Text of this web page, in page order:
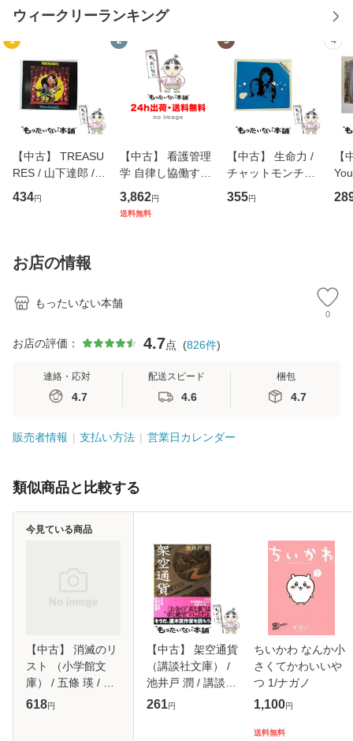
ウィークリーランキング
1
【中古】 TREASU
RES / 山下達郎 /
イーストウエス
ト・ジャパン [CD]
434円
2
【中古】 看護管理
学 自律し協働する
専門職の看護マネ
ジメントスキル 改
3,862円
送料無料
3
【中古】 生命力 /
チャットモンチー /
キューンレコード
[CD]【メール便送
355円
4
【
のが
お店の情報
もったいない本舗
0
お店の評価： 4.7点 (826件)
連絡・応対
4.7
配送スピード
4.6
梱包
4.7
販売者情報 支払い方法 営業日カレンダー
類似商品と比較する
【中古】 消滅のリ
スト （小学館文
庫） / 五條 瑛 / 小
学館 [文庫]【メー
618円
今見ている商品
【中古】 架空通貨
（講談社文庫） /
池井戸 潤 / 講談社
[文庫]【メール便送
261円
ちいかわ なんか小
さくてかわいいや
つ 1/ナガノ
1,100円
送料無料